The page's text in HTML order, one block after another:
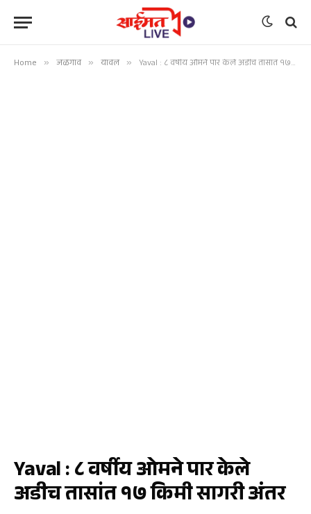
Home » जळगाव » यावल » Yaval : ८ वर्षीय ओमने पार केले अडीच तासांत १७ किमी सागरी अंतर
Yaval : ८ वर्षीय ओमने पार केले
अडीच तासांत १७ किमी सागरी अंतर